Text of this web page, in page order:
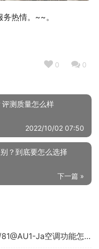
热情。~~。
0 0
测质量怎么样
2022/10/02 07:50
？到底要怎么选择
下一篇 »
【真实评测】海尔KFR-26GW/81@AU1-Ja空调功能怎么样？评价质量实话实说